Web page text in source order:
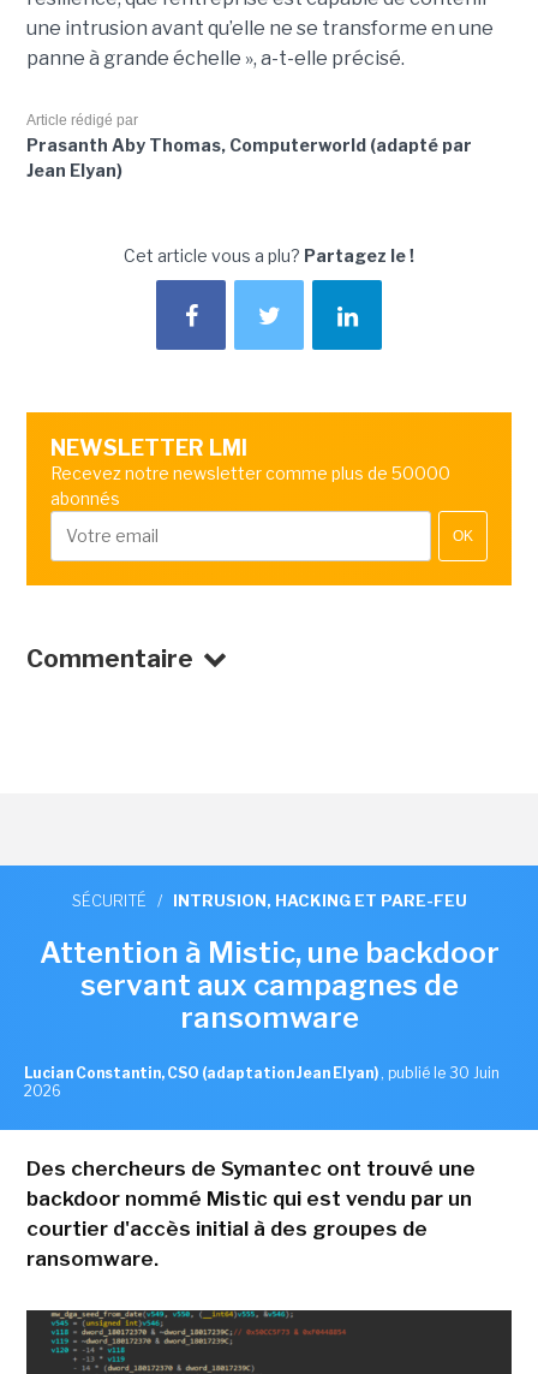
une intrusion avant qu’elle ne se transforme en une
panne à grande échelle », a-t-elle précisé.
Article rédigé par
Prasanth Aby Thomas, Computerworld (adapté par
Jean Elyan)
Cet article vous a plu? Partagez le !
NEWSLETTER LMI
Recevez notre newsletter comme plus de 50000
abonnés
OK
Commentaire
SÉCURITÉ / INTRUSION, HACKING ET PARE-FEU
Attention à Mistic, une backdoor
servant aux campagnes de
ransomware
Lucian Constantin, CSO (adaptation Jean Elyan) , publié le 30 Juin
2026
Des chercheurs de Symantec ont trouvé une
backdoor nommé Mistic qui est vendu par un
courtier d'accès initial à des groupes de
ransomware.